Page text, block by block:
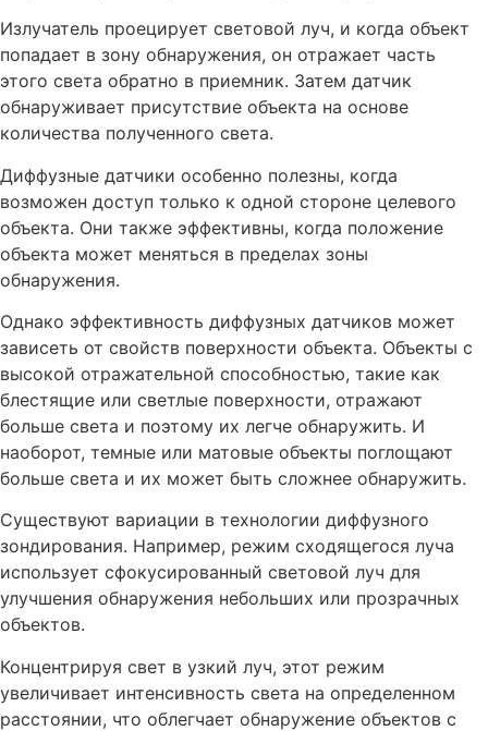
Излучатель проецирует световой луч, и когда объект
попадает в зону обнаружения, он отражает часть
этого света обратно в приемник. Затем датчик
обнаруживает присутствие объекта на основе
количества полученного света.
Диффузные датчики особенно полезны, когда
возможен доступ только к одной стороне целевого
объекта. Они также эффективны, когда положение
объекта может меняться в пределах зоны
обнаружения.
Однако эффективность диффузных датчиков может
зависеть от свойств поверхности объекта. Объекты с
высокой отражательной способностью, такие как
блестящие или светлые поверхности, отражают
больше света и поэтому их легче обнаружить. И
наоборот, темные или матовые объекты поглощают
больше света и их может быть сложнее обнаружить.
Существуют вариации в технологии диффузного
зондирования. Например, режим сходящегося луча
использует сфокусированный световой луч для
улучшения обнаружения небольших или прозрачных
объектов.
Концентрируя свет в узкий луч, этот режим
увеличивает интенсивность света на определенном
расстоянии, что облегчает обнаружение объектов с